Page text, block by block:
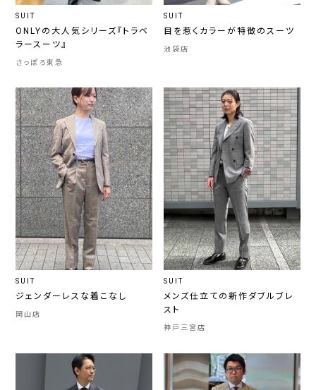
SUIT
ONLYの大人気シリーズ『トラベ
ラースーツ』
さっぽろ東急
SUIT
目を惹くカラーが特徴のスーツ
池袋店
SUIT
ジェンダーレスな着こなし
岡山店
SUIT
メンズ仕立ての新作ダブルブレ
スト
神戸三宮店